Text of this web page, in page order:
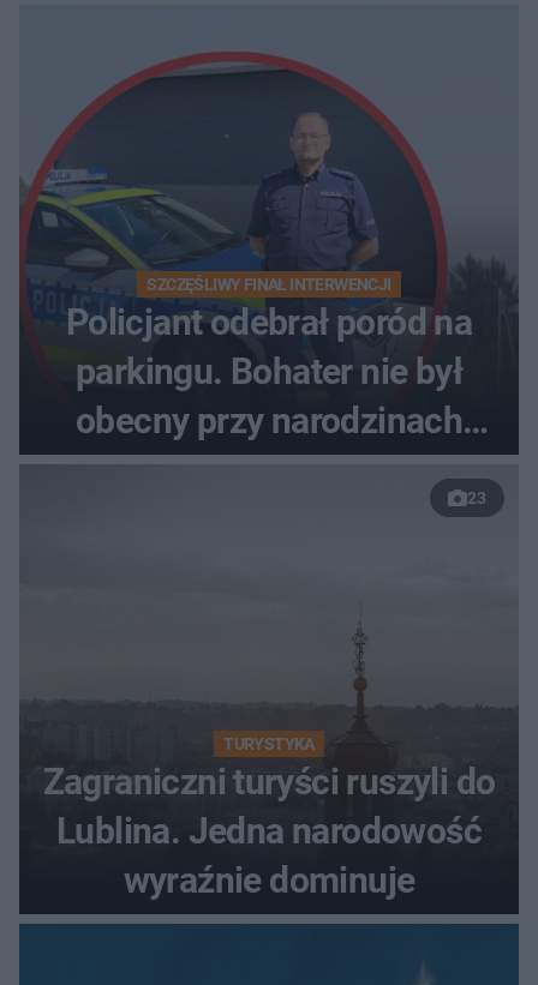
SZCZĘŚLIWY FINAŁ INTERWENCJI
Policjant odebrał poród na
parkingu. Bohater nie był
obecny przy narodzinach
własnych dzieci
23
TURYSTYKA
Zagraniczni turyści ruszyli do
Lublina. Jedna narodowość
wyraźnie dominuje